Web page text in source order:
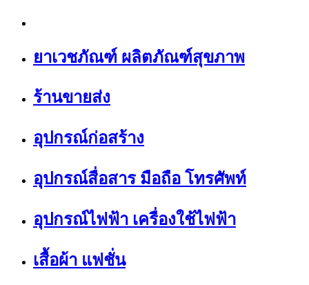
ยาเวชภัณฑ์ ผลิตภัณฑ์สุขภาพ
ร้านขายส่ง
อุปกรณ์ก่อสร้าง
อุปกรณ์สื่อสาร มือถือ โทรศัพท์
อุปกรณ์ไฟฟ้า เครื่องใช้ไฟฟ้า
เสื้อผ้า แฟชั่น